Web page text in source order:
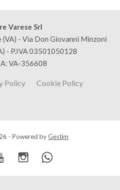
Varese Srl
- Via Don Giovanni Minzoni
- P.IVA 03501050128
VA-356608
Policy Cookie Policy
- Powered byGestim